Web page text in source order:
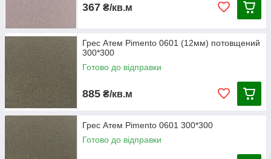
367 ₴/кв.м
Грес Атем Pimento 0601 (12мм) потовщений
300*300
Готово до відправки
885 ₴/кв.м
Грес Атем Pimento 0601 300*300
Готово до відправки